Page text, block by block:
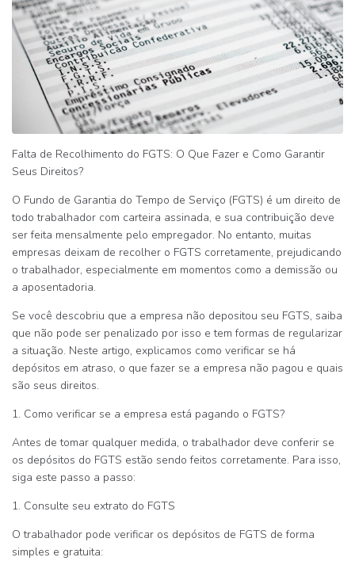
Falta de Recolhimento do FGTS: O Que Fazer e Como Garantir
Seus Direitos?
O Fundo de Garantia do Tempo de Serviço (FGTS) é um direito de
todo trabalhador com carteira assinada, e sua contribuição deve
ser feita mensalmente pelo empregador. No entanto, muitas
empresas deixam de recolher o FGTS corretamente, prejudicando
o trabalhador, especialmente em momentos como a demissão ou
a aposentadoria.
Se você descobriu que a empresa não depositou seu FGTS, saiba
que não pode ser penalizado por isso e tem formas de regularizar
a situação. Neste artigo, explicamos como verificar se há
depósitos em atraso, o que fazer se a empresa não pagou e quais
são seus direitos.
1. Como verificar se a empresa está pagando o FGTS?
Antes de tomar qualquer medida, o trabalhador deve conferir se
os depósitos do FGTS estão sendo feitos corretamente. Para isso,
siga este passo a passo:
1. Consulte seu extrato do FGTS
O trabalhador pode verificar os depósitos de FGTS de forma
simples e gratuita: